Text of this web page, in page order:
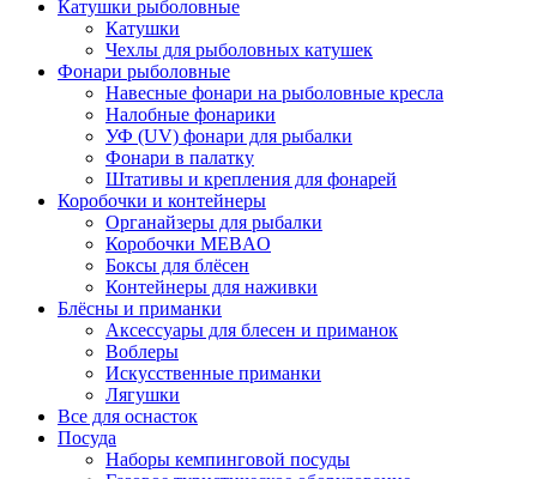
Катушки рыболовные
Катушки
Чехлы для рыболовных катушек
Фонари рыболовные
Навесные фонари на рыболовные кресла
Налобные фонарики
УФ (UV) фонари для рыбалки
Фонари в палатку
Штативы и крепления для фонарей
Коробочки и контейнеры
Органайзеры для рыбалки
Коробочки MEBAO
Боксы для блёсен
Контейнеры для наживки
Блёсны и приманки
Аксессуары для блесен и приманок
Воблеры
Искусственные приманки
Лягушки
Все для оснасток
Посуда
Наборы кемпинговой посуды